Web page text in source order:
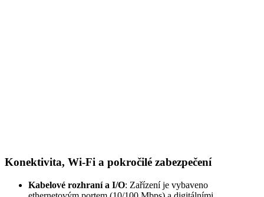
Konektivita, Wi-Fi a pokročilé zabezpečení
Kabelové rozhraní a I/O: Zařízení je vybaveno